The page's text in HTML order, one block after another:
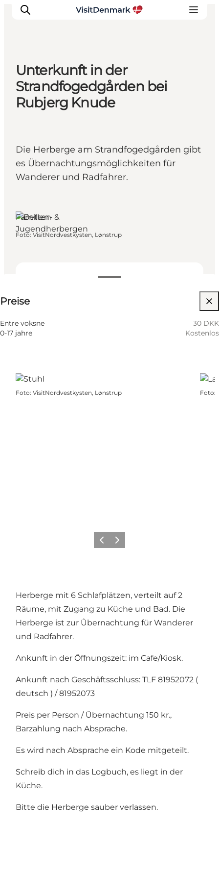
Inspiration
Regionen
Erlebnisse
Unterkunft in der
Strandfogedgården bei
Rubjerg Knude
Die Herberge am Strandfogedgården gibt
es Übernachtungsmöglichkeiten für
Wanderer und Radfahrer.
Preise
Entre voksne
30 DKK
0-17 jahre
Kostenlos
Familien- &
Jugendherbergen
Foto: VisitNordvestkysten, Lønstrup
Foto: VisitNordvestkysten, Lønstrup Foto:
ZurückWeiter
Herberge mit 6 Schlafplätzen, verteilt auf 2
Räume, mit Zugang zu Küche und Bad. Die
Herberge ist zur Ûbernachtung für Wanderer
und Radfahrer.
Ankunft in der Ôffnungszeit: im Cafe/Kiosk.
Ankunft nach Geschäftsschluss: TLF 81952072 (
deutsch ) / 81952073
Preis per Person / Ûbernachtung 150 kr.,
Barzahlung nach Absprache.
Es wird nach Absprache ein Kode mitgeteilt.
Schreib dich in das Logbuch, es liegt in der
Küche.
Bitte die Herberge sauber verlassen.